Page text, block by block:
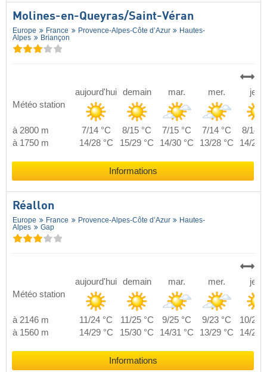
Molines-en-Queyras/​Saint-Véran
Europe France Provence-Alpes-Côte d’Azur
Hautes-
Alpes
Briançon
Météo station
aujourd'hui demain mar. mer. jeu.
à 2800 m 7/14 °C 8/15 °C 7/15 °C 7/14 °C
8/14
à 1750 m
14/28 °C 15/29 °C 14/30 °C 13/28 °C 14/28
Informations
Réallon
Europe France Provence-Alpes-Côte d’Azur
Hautes-
Alpes
Gap
Météo station
aujourd'hui demain mar. mer. jeu.
à 2146 m 11/24 °C 11/25 °C 9/25 °C 9/23 °C
10/24
à 1560 m
14/29 °C 15/30 °C 14/31 °C 13/29 °C 14/29
Informations